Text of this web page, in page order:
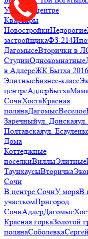
У моряВ центре
Квартиры
НовостройкиНедорогие
застройщикаФЗ-214
ДагомысеВторички в
СтудииОднокомнатные
в АдлереЖК Бытха 2016
ЭлитныеБизнес-класс
центреАдлерБытха
СочиХостаКрасная
полянаДагомысВеселое
Заречныйул. Донская
Полтавскаяул.
Дома
Коттеджные
поселкиВиллыЭлитные
ТаунхаусыВторичка
Сочи
В центре СочиУ моряВ
участкомПригород
СочиАдлерДагомыс
Красная горкаЗолотой
полянаСоболевка